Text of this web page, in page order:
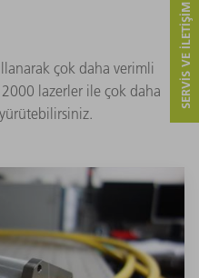
çok daha verimli
lazerler ile çok daha
SERVIS VE ILETIŞIM